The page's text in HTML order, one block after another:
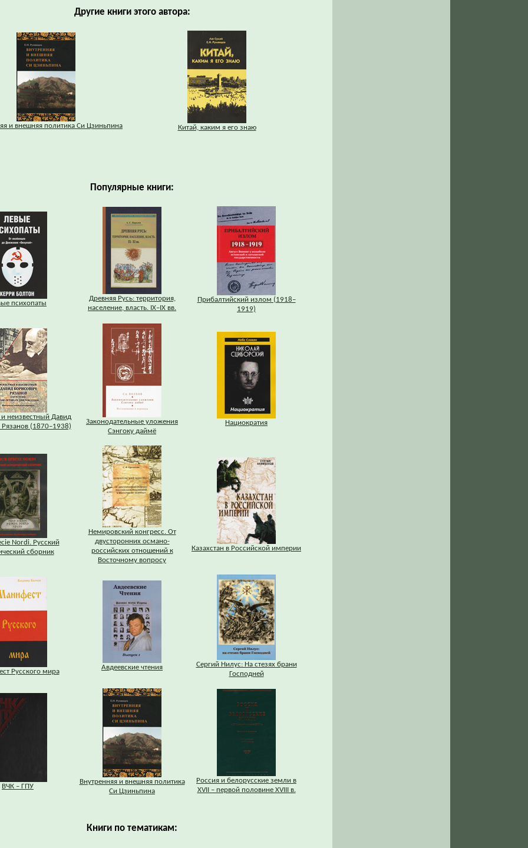
Другие книги этого автора:
и внешняя политика Си Цзиньпина Китай, каким я его знаю
Популярные книги:
психопаты
Древняя Русь: территория,
население, власть. IХ–IХ вв.
Прибалтийский излом (1918–
1919)
неизвестный Давид
(1870–1938)
Законодательные уложения
Сэнгоку даймё
Нациократия
Nordi. Русский
сборник
Немировский конгресс. От
двусторонних османо-
российских отношений к
Восточному вопросу
Казахстан в Российской империи
Русского мира
Авдеевские чтения
Сергий Нилус: На стезях брани
Господней
ВЧК – ГПУ
Внутренняя и внешняя политика
Си Цзиньпина
Россия и белорусские земли в
XVII – первой половине XVIII в.
Книги по тематикам: